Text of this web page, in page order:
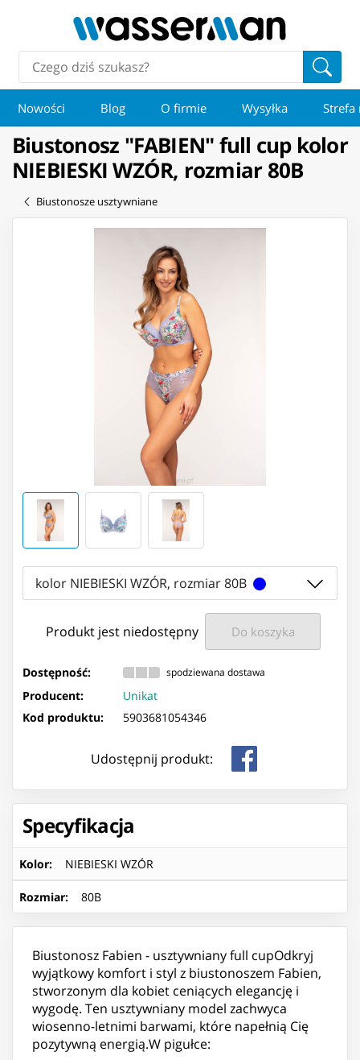
Nowości Blog O firmie Wysyłka Strefa
Biustonosz "FABIEN" full cup kolor
NIEBIESKI WZÓR, rozmiar 80B
Biustonosze usztywniane
kolor NIEBIESKI WZÓR, rozmiar 80B
Produkt jest niedostępny Do koszyka
Dostępność: spodziewana dostawa
Producent:
Unikat
Kod produktu:
5903681054346
Udostępnij produkt:
Specyfikacja
Kolor: NIEBIESKI WZÓR
Rozmiar: 80B
Biustonosz Fabien - usztywniany full cupOdkryj
wyjątkowy komfort i styl z biustonoszem Fabien,
stworzonym dla kobiet ceniących elegancję i
wygodę. Ten usztywniany model zachwyca
wiosenno-letnimi barwami, które napełnią Cię
pozytywną energią.W pigułce: